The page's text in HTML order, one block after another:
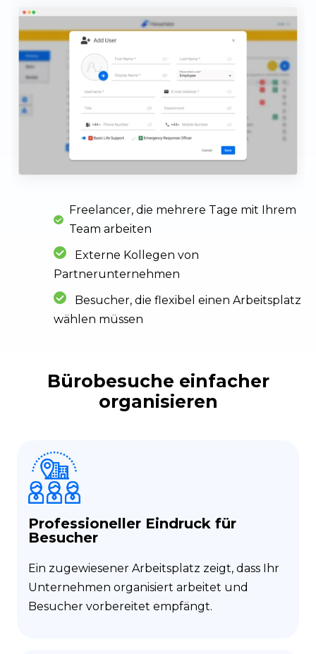
Freelancer, die mehrere Tage mit Ihrem
Team arbeiten
Externe Kollegen von
Partnerunternehmen
Besucher, die flexibel einen Arbeitsplatz
wählen müssen
Bürobesuche einfacher
organisieren
Professioneller Eindruck für
Besucher
Ein zugewiesener Arbeitsplatz zeigt, dass Ihr
Unternehmen organisiert arbeitet und
Besucher vorbereitet empfängt.